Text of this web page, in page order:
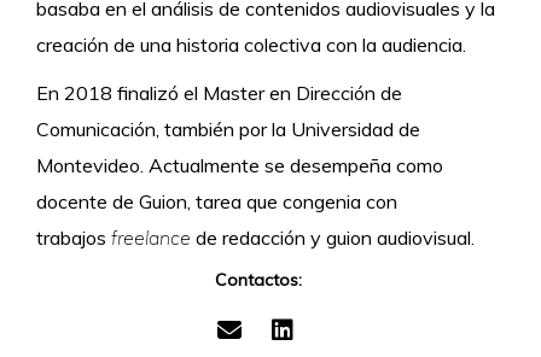
basaba en el análisis de contenidos audiovisuales y la
creación de una historia colectiva con la audiencia.
En 2018 finalizó el Master en Dirección de
Comunicación, también por la Universidad de
Montevideo. Actualmente se desempeña como
docente de Guion, tarea que congenia con
trabajos freelance de redacción y guion audiovisual.
Contactos: